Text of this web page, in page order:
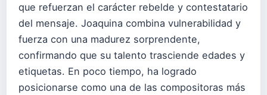
que refuerzan el carácter rebelde y contestatario
del mensaje. Joaquina combina vulnerabilidad y
fuerza con una madurez sorprendente,
confirmando que su talento trasciende edades y
etiquetas. En poco tiempo, ha logrado
posicionarse como una de las compositoras más